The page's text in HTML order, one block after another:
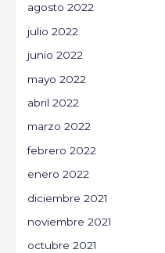
agosto 2022
julio 2022
junio 2022
mayo 2022
abril 2022
marzo 2022
febrero 2022
enero 2022
diciembre 2021
noviembre 2021
octubre 2021